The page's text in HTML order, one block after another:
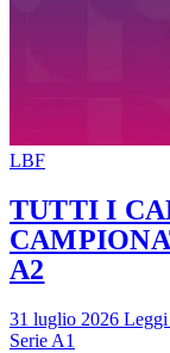
LBF
TUTTI I
A2
31 luglio 2026
Serie A1